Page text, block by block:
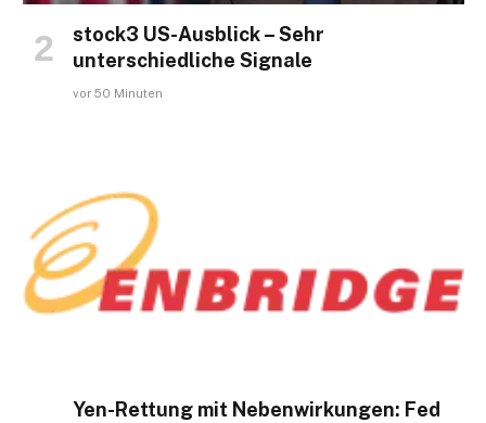
stock3 US-Ausblick – Sehr
unterschiedliche Signale
vor 50 Minuten
Yen-Rettung mit Nebenwirkungen: Fed